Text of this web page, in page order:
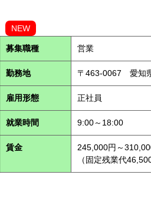
NEW
募集職種 営業
勤務地 〒463-0067 愛知
雇用形態 正社員
就業時間 9:00～18:00
賃金
245,000円～
（固定残業代